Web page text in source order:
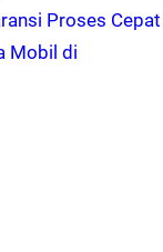
Proses Cepat
Mobil di